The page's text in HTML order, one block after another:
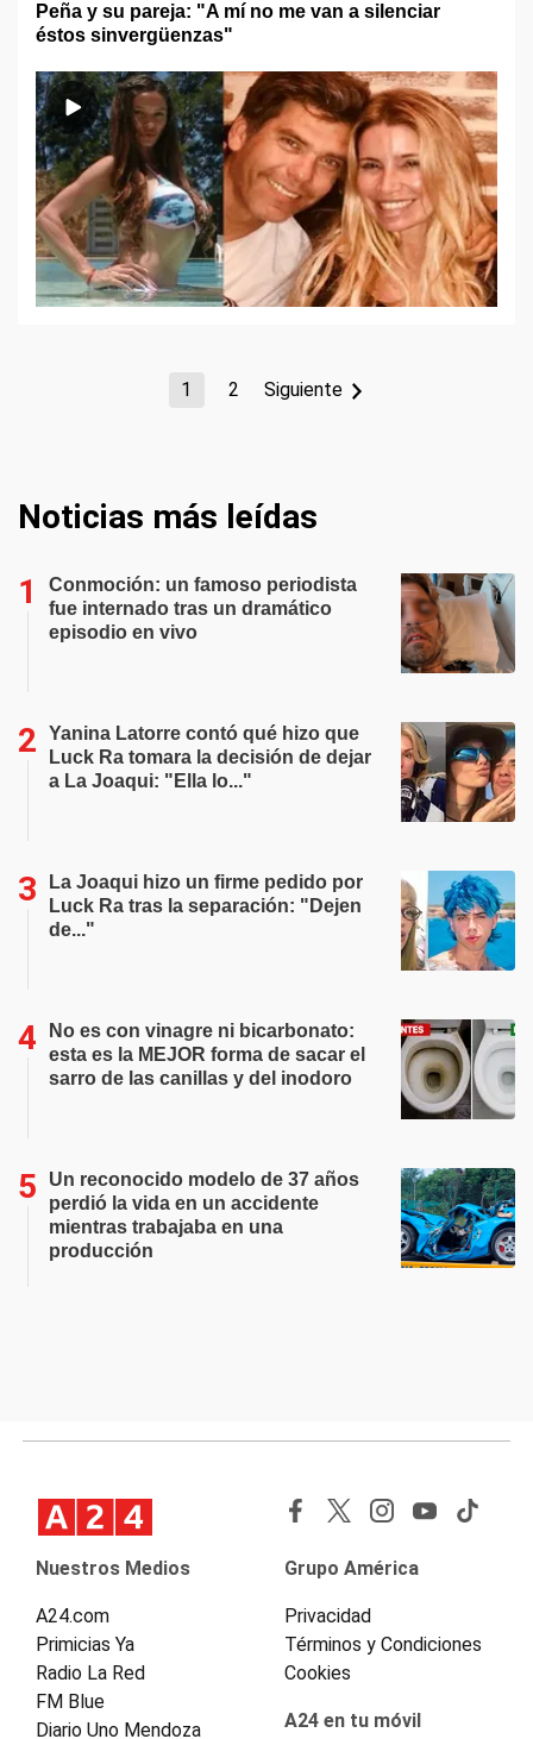
Peña y su pareja: "A mí no me van a silenciar
éstos sinvergüenzas"
1 2 Siguiente
Noticias más leídas
Conmoción: un famoso periodista
fue internado tras un dramático
episodio en vivo
Yanina Latorre contó qué hizo que
Luck Ra tomara la decisión de dejar
a La Joaqui: "Ella lo..."
La Joaqui hizo un firme pedido por
Luck Ra tras la separación: "Dejen
de..."
No es con vinagre ni bicarbonato:
esta es la MEJOR forma de sacar el
sarro de las canillas y del inodoro
Un reconocido modelo de 37 años
perdió la vida en un accidente
mientras trabajaba en una
producción
Nuestros Medios
A24.com
Primicias Ya
Radio La Red
FM Blue
Diario Uno Mendoza
Grupo América
Privacidad
Términos y Condiciones
Cookies
A24 en tu móvil